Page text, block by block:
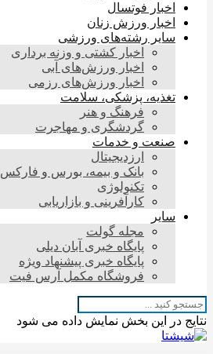
اخبار فوتسال
اخبار ورزش زنان
سایر رشته‌های ورزشی
اخبار کشتی و وزنه برداری
اخبار ورزش‌های آبی
اخبار ورزش‌های رزمی
تغذیه، پزشکی، سلامت
فرهنگ و هنر
گردشگری و مهاجرت
صنعت و خدمات
ارزدیجیتال
بانک و بیمه، بورس و فارکس
تکنولوژی
کارآفرینی و بازاریابی
سایر
مجله گولت
پایگاه خبری آبان دیلی
پایگاه خبری پیشنهاد ویژه
فروشگاه مکمل آرس فیت
نتایج در این بخش نمایش داده می شود